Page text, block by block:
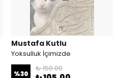
Mustafa Kutlu
Yoksulluk İçimizde
%30
₺ 150.00